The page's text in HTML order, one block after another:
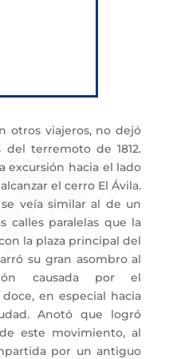
viajeros, no dejó
del terremoto de 1812.
excursión hacia el lado
el cerro El Ávila.
veía similar al de un
calles paralelas que la
la plaza principal del
su gran asombro al
causada por el
en especial hacia
Anotó que logró
este movimiento, al
por un antiguo